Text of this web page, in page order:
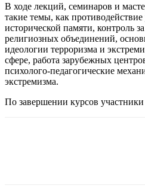
В ходе лекций, семинаров и
такие темы, как противодействие
исторической памяти, контроль
религиозных объединений,
идеологии терроризма и
сфере, работа зарубежных
психолого-педагогические
экстремизма.
По завершении курсов